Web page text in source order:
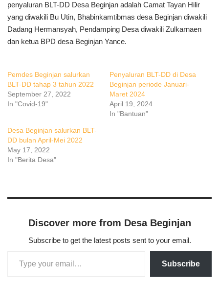
penyaluran BLT-DD Desa Beginjan adalah Camat Tayan Hilir
yang diwakili Bu Utin, Bhabinkamtibmas desa Beginjan diwakili
Dadang Hermansyah, Pendamping Desa diwakili Zulkarnaen
dan ketua BPD desa Beginjan Yance.
Pemdes Beginjan salurkan
BLT-DD tahap 3 tahun 2022
September 27, 2022
In "Covid-19"
Penyaluran BLT-DD di Desa
Beginjan periode Januari-
Maret 2024
April 19, 2024
In "Bantuan"
Desa Beginjan salurkan BLT-
DD bulan April-Mei 2022
May 17, 2022
In "Berita Desa"
Discover more from Desa Beginjan
Subscribe to get the latest posts sent to your email.
Subscribe